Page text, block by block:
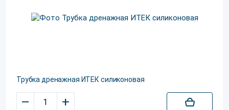
Трубка дренажная ИТЕК силиконовая
– +